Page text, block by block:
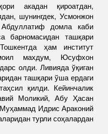
акадан қироатдан,
шунингдек, Усмонжон
домла каби
барномасидан ташқари
ҳам институт
махдум, Юсуфхон
олди. Ливияда ўқиган
ташқари ўша ердаги
қилди. Кейинчалик
Моликий, Абу Ҳасан
Идрис Араконий
турли соҳалардан